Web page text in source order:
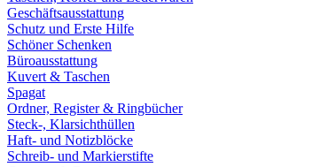
Geschäftsausstattung
Schutz und Erste Hilfe
Schöner Schenken
Büroausstattung
Kuvert & Taschen
Spagat
Ordner, Register & Ringbücher
Steck-, Klarsichthüllen
Haft- und Notizblöcke
Schreib- und Markierstifte